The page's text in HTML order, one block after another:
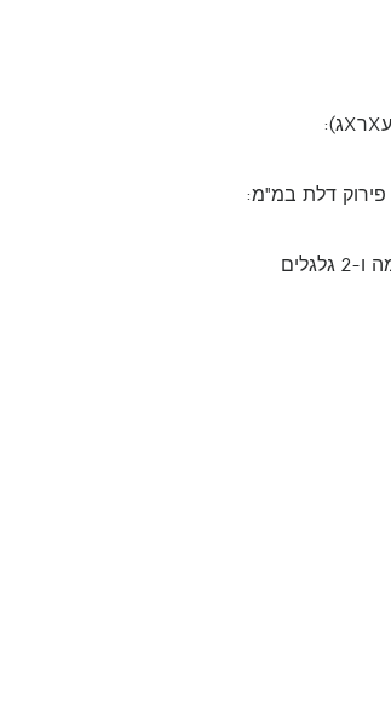
• מידות המקרר (עומק גוף/עXרXג):
פירוק דלת במ"מ:
• 2 רגליות מתכווננות מקדימה ו-2 גלגלים